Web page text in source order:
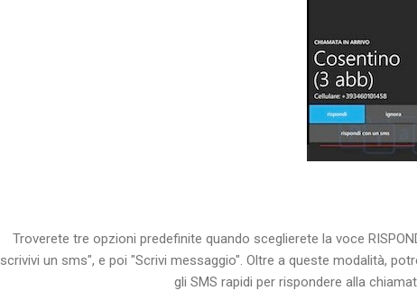
Troverete tre opzioni predefinite quando sceglierete la voce
scrivivi un sms", e poi "Scrivi messaggio". Oltre a queste modalità,
gli SMS rapidi per rispondere alla